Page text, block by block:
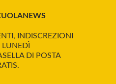
INDISCREZIONI
DI POSTA